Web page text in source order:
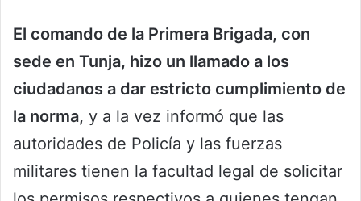
El comando de la Primera Brigada, con
sede en Tunja, hizo un llamado a los
ciudadanos a dar estricto cumplimiento de
la norma, y a la vez informó que las
autoridades de Policía y las fuerzas
militares tienen la facultad legal de solicitar